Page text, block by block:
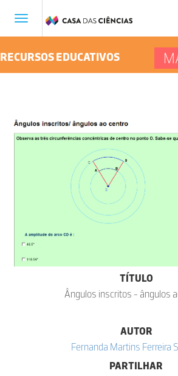
Toggle
RECURSOS EDUCATIVOS
TÍTULO
Ângulos inscritos - ângulos
AUTOR
Fernanda Martins Ferreira
PARTILHAR